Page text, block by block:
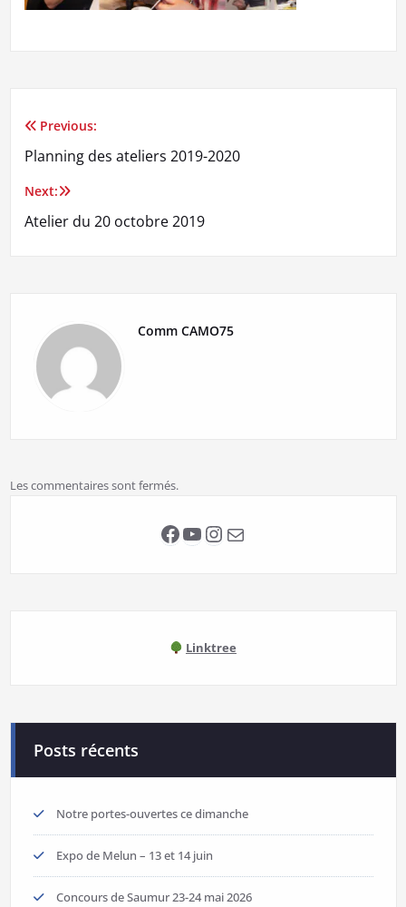
Navigation
de
l’article
Previous:
Planning des ateliers 2019-2020
Next:
Atelier du 20 octobre 2019
Comm CAMO75
Les commentaires sont fermés.
Facebook
YouTube
Instagram
E-mail
Linktree
Posts récents
Notre portes-ouvertes ce dimanche
Expo de Melun – 13 et 14 juin
Concours de Saumur 23-24 mai 2026